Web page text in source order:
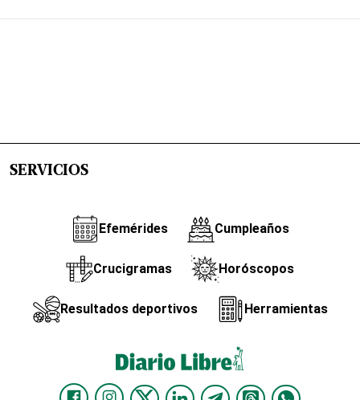
SERVICIOS
Efemérides Cumpleaños
Crucigramas Horóscopos
Resultados deportivos Herramientas